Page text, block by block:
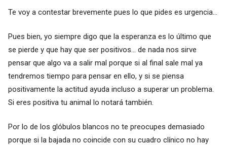
Te voy a contestar brevemente pues lo que pides es urgencia...
Pues bien, yo siempre digo que la esperanza es lo último que
se pierde y que hay que ser positivos... de nada nos sirve
pensar que algo va a salir mal porque si al final sale mal ya
tendremos tiempo para pensar en ello, y si se piensa
positivamente la actitud ayuda incluso a superar un problema.
Si eres positiva tu animal lo notará también.
Por lo de los glóbulos blancos no te preocupes demasiado
porque si la bajada no coincide con su cuadro clínico no hay